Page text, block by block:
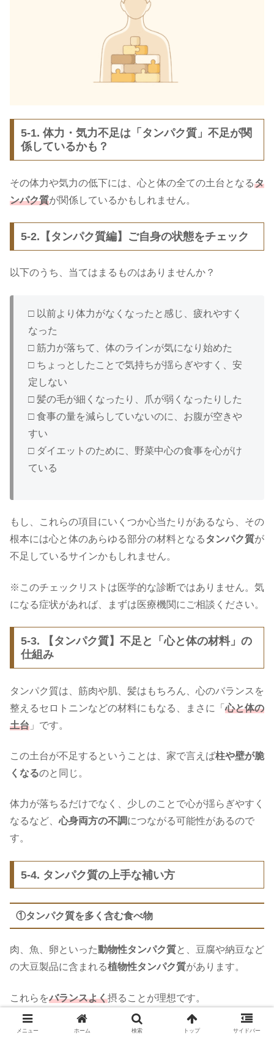
5-1. 体力・気力不足は「タンパク質」不足が関
係しているかも？
その体力や気力の低下には、心と体の全ての土台となるタ
ンパク質が関係しているかもしれません。
5-2.【タンパク質編】ご自身の状態をチェック
以下のうち、当てはまるものはありませんか？
□ 以前より体力がなくなったと感じ、疲れやすく
なった
□ 筋力が落ちて、体のラインが気になり始めた
□ ちょっとしたことで気持ちが揺らぎやすく、安
定しない
□ 髪の毛が細くなったり、爪が弱くなったりした
□ 食事の量を減らしていないのに、お腹が空きや
すい
□ ダイエットのために、野菜中心の食事を心がけ
ている
もし、これらの項目にいくつか心当たりがあるなら、その
根本には心と体のあらゆる部分の材料となる タンパク質が
不足しているサインかもしれません。
※このチェックリストは医学的な診断ではありません。気
になる症状があれば、まずは医療機関にご相談ください。
5-3. 【タンパク質】不足と「心と体の材料」の
仕組み
タンパク質は、筋肉や肌、髪はもちろん、心のバランスを
整えるセロトニンなどの材料にもなる、まさに「心と体の
土台 」です。
この土台が不足するということは、家で言えば柱や壁が脆
くなるのと同じ。
体力が落ちるだけでなく、少しのことで心が揺らぎやすく
なるなど、心身両方の不調につながる可能性があるので
す。
5-4. タンパク質の上手な補い方
①タンパク質を多く含む食べ物
肉、魚、卵といった動物性タンパク質と、豆腐や納豆など
の大豆製品に含まれる植物性タンパク質があります。
これらをバランスよく摂ることが理想です。
②タンパク質を摂りやすい食べ合わせのコツ
メニュー ホーム 検索 トップ サイドバー